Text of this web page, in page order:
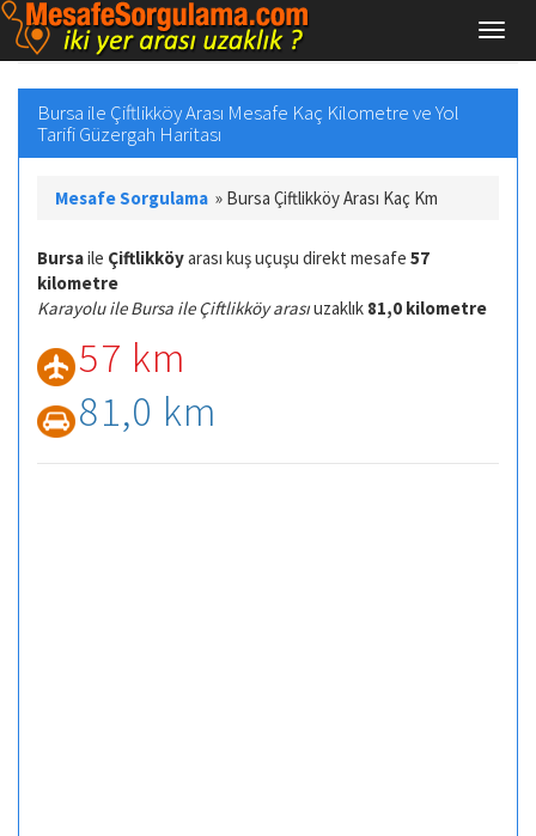
Bursa ile Çiftlikköy Arası Mesafe Kaç Kilometre ve Yol
Tarifi Güzergah Haritası
Mesafe Sorgulama » Bursa Çiftlikköy Arası Kaç Km
Bursaile Çiftlikköyarası kuş uçuşu direkt mesafe 57
kilometre
Karayolu ile Bursa ile Çiftlikköy arasıuzaklık 81,0 kilometre
57 km
81,0 km